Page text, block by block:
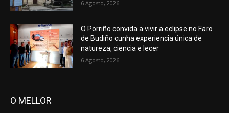
6 Agosto, 2026
O Porriño convida a vivir a eclipse no Faro
de Budiño cunha experiencia única de
natureza, ciencia e lecer
6 Agosto, 2026
O MELLOR